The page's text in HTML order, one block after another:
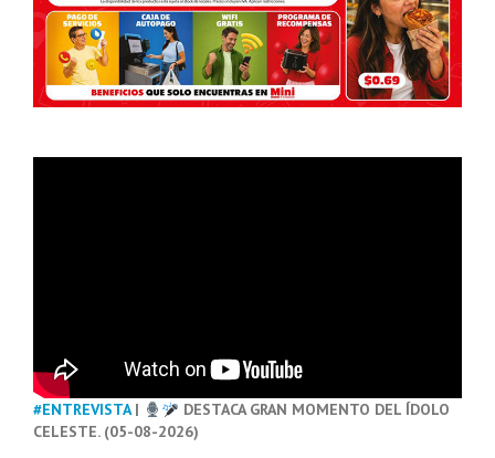
#ENTREVISTA|
DESTACA GRAN MOMENTO DEL ÍDOLO
CELESTE. (05-08-2026)